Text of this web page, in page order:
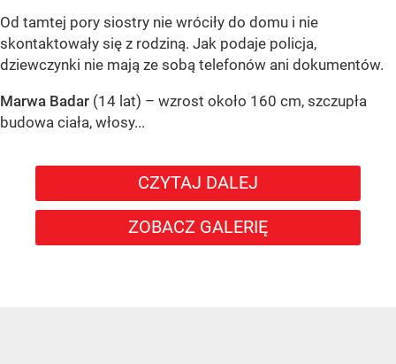
Od tamtej pory siostry nie wróciły do domu i nie
skontaktowały się z rodziną. Jak podaje policja,
dziewczynki nie mają ze sobą telefonów ani dokumentów.
Marwa Badar (14 lat) – wzrost około 160 cm, szczupła
budowa ciała, włosy...
CZYTAJ DALEJ
ZOBACZ GALERIĘ